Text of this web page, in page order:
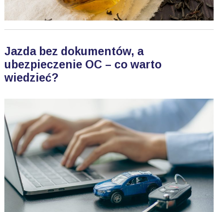
Jazda bez dokumentów, a
ubezpieczenie OC – co warto
wiedzieć?